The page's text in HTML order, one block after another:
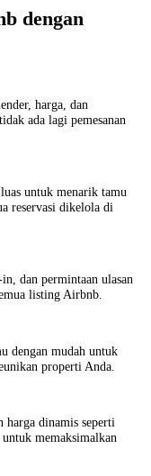
dengan
harga, dan
ada lagi pemesanan
untuk menarik tamu
reservasi dikelola di
dan permintaan ulasan
listing Airbnb.
dengan mudah untuk
properti Anda.
harga dinamis seperti
memaksimalkan